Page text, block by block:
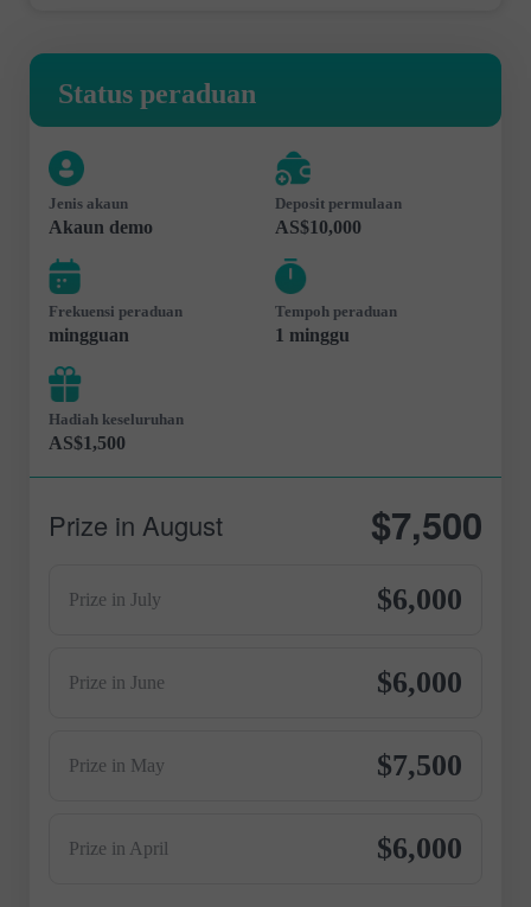
Status peraduan
Jenis akaun
Akaun demo
Deposit permulaan
AS$10,000
Frekuensi peraduan
mingguan
Tempoh peraduan
1 minggu
Hadiah keseluruhan
AS$1,500
$7,500
Prize in August
Prize in July $6,000
Prize in June $6,000
Prize in May $7,500
Prize in April $6,000